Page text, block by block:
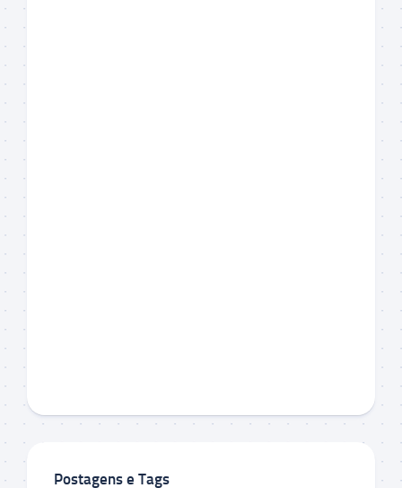
Postagens e Tags